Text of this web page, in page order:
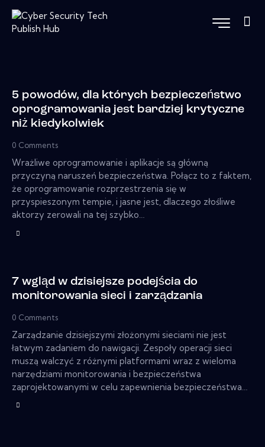
5 powodów, dla których bezpieczeństwo
oprogramowania jest bardziej krytyczne
niż kiedykolwiek
0 Comments
Wrażliwe oprogramowanie i aplikacje są główną
przyczyną naruszeń bezpieczeństwa. Połącz to z faktem,
że oprogramowanie rozprzestrzenia się w
przyspieszonym tempie, i jasne jest, dlaczego złośliwe
aktorzy zerowali na tej szybko…
7 wgląd w dzisiejsze podejścia do
monitorowania sieci i zarządzania
0 Comments
Zarządzanie dzisiejszymi złożonymi sieciami nie jest
łatwym zadaniem do nawigacji. Zespoły operacji sieci
muszą walczyć z różnymi platformami wraz z wieloma
narzędziami monitorowania i bezpieczeństwa
zaprojektowanymi w celu zapewnienia bezpieczeństwa…